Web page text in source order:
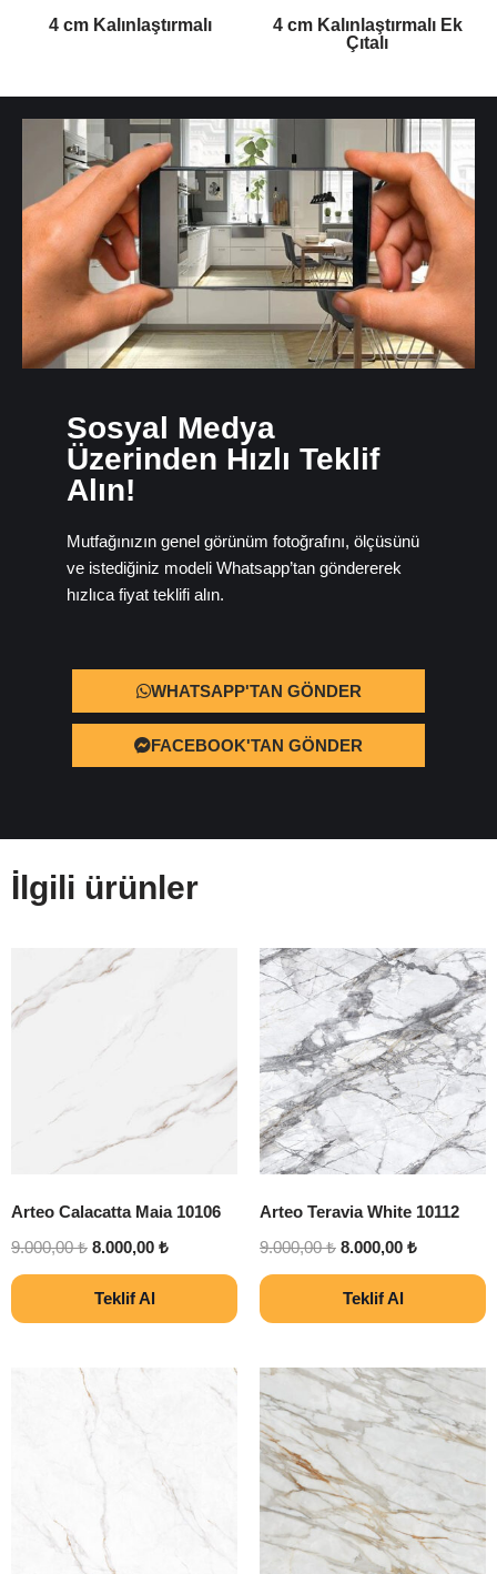
4 cm Kalınlaştırmalı
4 cm Kalınlaştırmalı Ek
Çıtalı
Sosyal Medya
Üzerinden Hızlı Teklif
Alın!
Mutfağınızın genel görünüm fotoğrafını, ölçüsünü
ve istediğiniz modeli Whatsapp’tan göndererek
hızlıca fiyat teklifi alın.
WHATSAPP'TAN GÖNDER
FACEBOOK'TAN GÖNDER
İlgili ürünler
Arteo Calacatta Maia 10106
9.000,00₺ 8.000,00 ₺
Teklif Al
Arteo Teravia White 10112
9.000,00₺ 8.000,00 ₺
Teklif Al